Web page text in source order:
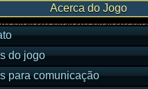
Acerca do Jogo
do jogo
para comunicação